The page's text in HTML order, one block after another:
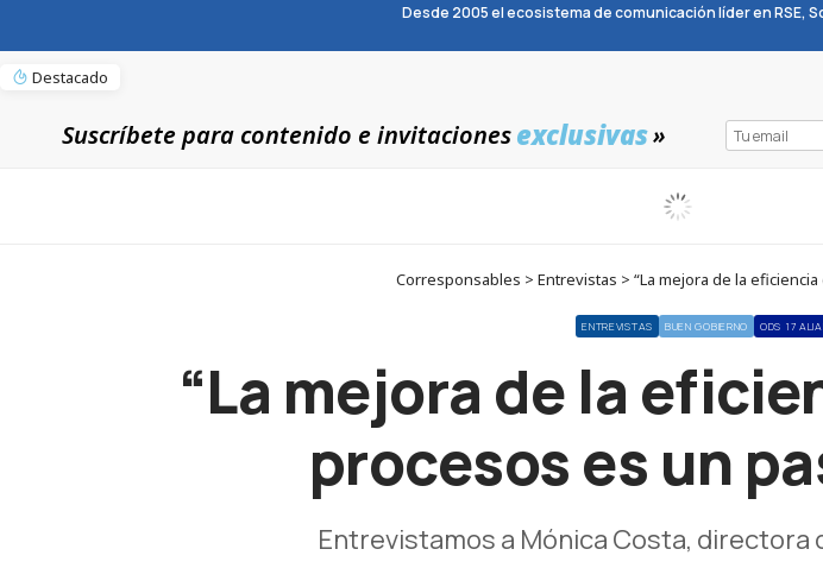
Desde 2005 el ecosistema de comunicación líder en RSE,
Destacado
Suscríbete para contenido e invitacionesexclusivas»
Corresponsables > Entrevistas > “La mejora de la
ENTREVISTAS BUEN GOBIERNO ODS 17
“La mejora de la
procesos es un
Entrevistamos a Mónica Costa, directora